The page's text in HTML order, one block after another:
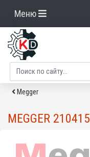
Меню
Megger
MEGGER 210415